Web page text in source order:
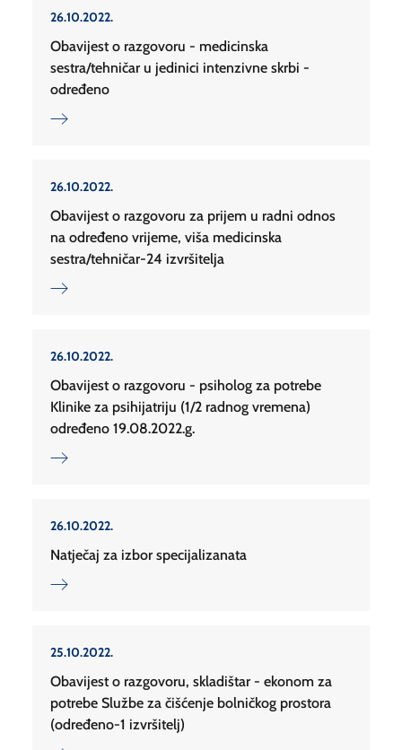
26.10.2022.
Obavijest o razgovoru - medicinska
sestra/tehničar u jedinici intenzivne skrbi -
određeno
26.10.2022.
Obavijest o razgovoru za prijem u radni odnos
na određeno vrijeme, viša medicinska
sestra/tehničar-24 izvršitelja
26.10.2022.
Obavijest o razgovoru - psiholog za potrebe
Klinike za psihijatriju (1/2 radnog vremena)
određeno 19.08.2022.g.
26.10.2022.
Natječaj za izbor specijalizanata
25.10.2022.
Obavijest o razgovoru, skladištar - ekonom za
potrebe Službe za čišćenje bolničkog prostora
(određeno-1 izvršitelj)